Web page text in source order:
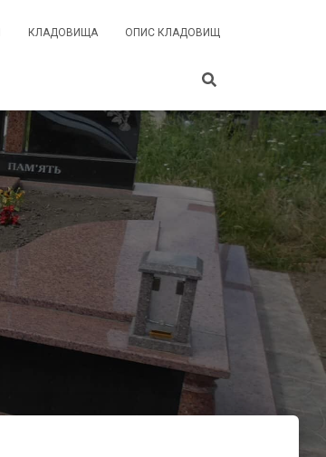
КЛАДОВИЩА ОПИС КЛАДОВИЩ